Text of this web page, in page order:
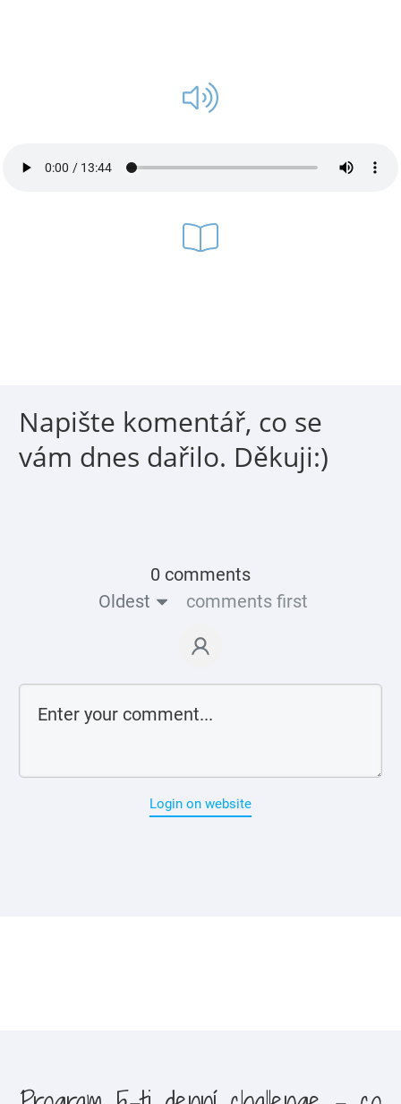
Napište komentář, co se
vám dnes dařilo. Děkuji:)
0 comments
Oldest
comments first
Login on website